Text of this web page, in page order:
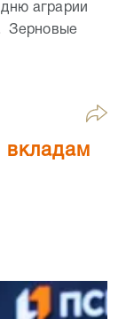
аграрии
Зерновые
вкладам